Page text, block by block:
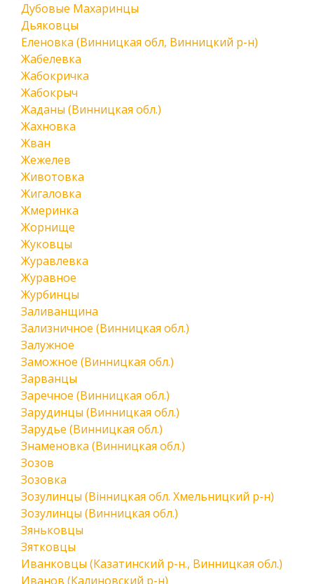
Дубовые Махаринцы
Дьяковцы
Еленовка (Винницкая обл, Винницкий р-н)
Жабелевка
Жабокричка
Жабокрыч
Жаданы (Винницкая обл.)
Жахновка
Жван
Жежелев
Животовка
Жигаловка
Жмеринка
Жорнище
Жуковцы
Журавлевка
Журавное
Журбинцы
Заливанщина
Зализничное (Винницкая обл.)
Залужное
Заможное (Винницкая обл.)
Зарванцы
Заречное (Винницкая обл.)
Зарудинцы (Винницкая обл.)
Зарудье (Винницкая обл.)
Знаменовка (Винницкая обл.)
Зозов
Зозовка
Зозулинцы (Вінницкая обл. Хмельницкий р-н)
Зозулинцы (Винницкая обл.)
Зяньковцы
Зятковцы
Иванковцы (Казатинский р-н., Винницкая обл.)
Иванов (Калиновский р-н)